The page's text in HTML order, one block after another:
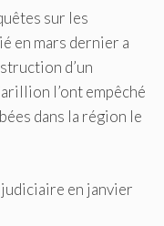
sur les
en mars dernier a
d’un
l’ont empêché
dans la région le
en janvier